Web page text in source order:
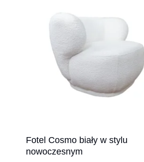
Fotel Cosmo biały w stylu
nowoczesnym